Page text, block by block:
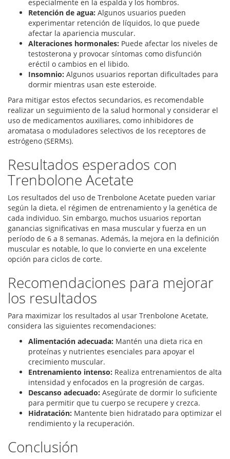
especialmente en la espalda y los hombros.
Retención de agua: Algunos usuarios pueden
experimentar retención de líquidos, lo que puede
afectar la apariencia muscular.
Alteraciones hormonales: Puede afectar los niveles de
testosterona y provocar síntomas como disfunción
eréctil o cambios en el libido.
Insomnio: Algunos usuarios reportan dificultades para
dormir mientras usan este esteroide.
Para mitigar estos efectos secundarios, es recomendable
realizar un seguimiento de la salud hormonal y considerar el
uso de medicamentos auxiliares, como inhibidores de
aromatasa o moduladores selectivos de los receptores de
estrógeno (SERMs).
Resultados esperados con
Trenbolone Acetate
Los resultados del uso de Trenbolone Acetate pueden variar
según la dieta, el régimen de entrenamiento y la genética de
cada individuo. Sin embargo, muchos usuarios reportan
ganancias significativas en masa muscular y fuerza en un
período de 6 a 8 semanas. Además, la mejora en la definición
muscular es notable, lo que lo convierte en una excelente
opción para ciclos de corte.
Recomendaciones para mejorar
los resultados
Para maximizar los resultados al usar Trenbolone Acetate,
considera las siguientes recomendaciones:
Alimentación adecuada: Mantén una dieta rica en
proteínas y nutrientes esenciales para apoyar el
crecimiento muscular.
Entrenamiento intenso: Realiza entrenamientos de alta
intensidad y enfocados en la progresión de cargas.
Descanso adecuado: Asegúrate de dormir lo suficiente
para permitir que tu cuerpo se recupere y crezca.
Hidratación: Mantente bien hidratado para optimizar el
rendimiento y la recuperación.
Conclusión